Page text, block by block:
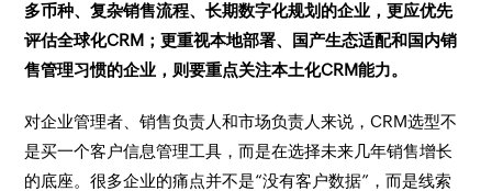
多币种、复杂销售流程、长期数字化规划的企业，更应优先
评估全球化CRM；更重视本地部署、国产生态适配和国内销
售管理习惯的企业，则要重点关注本土化CRM能力。
对企业管理者、销售负责人和市场负责人来说，CRM选型不
是买一个客户信息管理工具，而是在选择未来几年销售增长
的底座。很多企业的痛点并不是“没有客户数据”，而是线索